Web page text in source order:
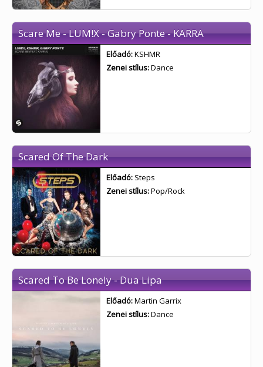
Scare Me - LUM!X - Gabry Ponte - KARRA
Előadó:KSHMR
Zenei stílus:Dance
Scared Of The Dark
Előadó: Steps
Zenei stílus:Pop/Rock
Scared To Be Lonely - Dua Lipa
Előadó:Martin Garrix
Zenei stílus:Dance